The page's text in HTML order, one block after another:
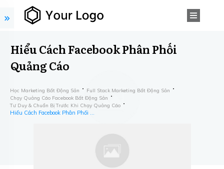
Hiểu Cách Facebook Phân Phối
Quảng Cáo
Học Marketing Bất Động Sản
Full Stack Marketing Bất Động Sản
Chạy Quảng Cáo Facebook Bất Động Sản
Tư Duy & Chuẩn Bị Trước Khi Chạy Quảng Cáo